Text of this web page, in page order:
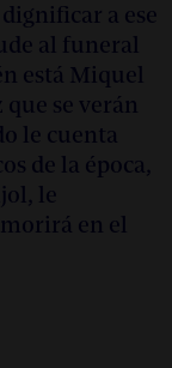
a ese
al funeral
está Miquel
se verán
le cuenta
de la época,
le
en el